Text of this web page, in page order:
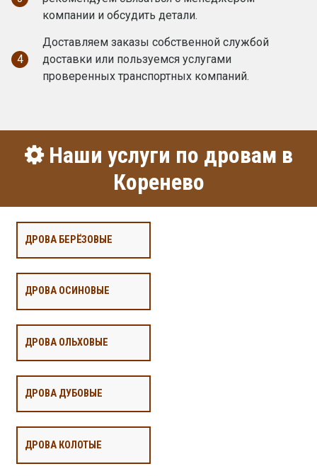
компании и обсудить детали.
4
Доставляем заказы собственной службой
доставки или пользуемся услугами
проверенных транспортных компаний.
Наши услуги по дровам в
Коренево
ДРОВА БЕРЁЗОВЫЕ
ДРОВА ОСИНОВЫЕ
ДРОВА ОЛЬХОВЫЕ
ДРОВА ДУБОВЫЕ
ДРОВА КОЛОТЫЕ